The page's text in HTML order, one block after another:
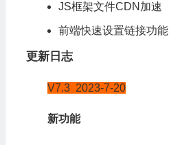
JS框架文件CDN加速
前端快速设置链接功能
更新日志
V7.3 2023-7-20
新功能